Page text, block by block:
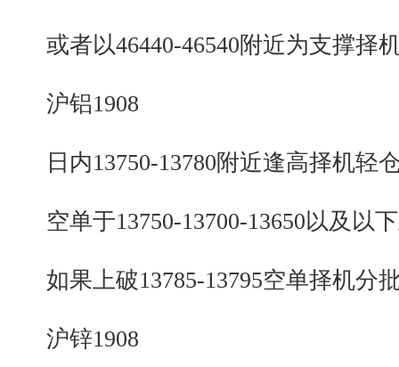
或者以46440-46540附近为支撑择
沪铝1908
日内13750-13780附近逢高择机轻
空单于13750-13700-13650以及以
如果上破13785-13795空单择机分
沪锌1908